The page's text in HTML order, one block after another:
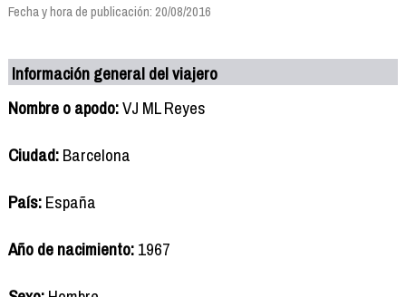
Fecha y hora de publicación: 20/08/2016
Información general del viajero
Nombre o apodo:VJ ML Reyes
Ciudad:Barcelona
País:España
Año de nacimiento:1967